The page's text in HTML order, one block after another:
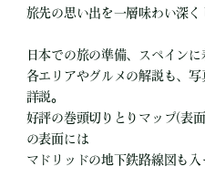
旅先の思い出を一層味わい深く
日本での旅の準備、スペイン
各エリアやグルメの解説も、
詳説。
好評の巻頭切りとりマップ(表
の表面には
マドリッドの地下鉄路線図も入